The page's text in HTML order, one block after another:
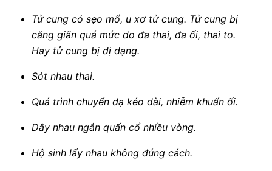
Tử cung có sẹo mổ, u xơ tử cung. Tử cung bị
căng giãn quá mức do đa thai, đa ối, thai to.
Hay tử cung bị dị dạng.
Sót nhau thai.
Quá trình chuyển dạ kéo dài, nhiễm khuẩn ối.
Dây nhau ngắn quấn cổ nhiều vòng.
Hộ sinh lấy nhau không đúng cách.